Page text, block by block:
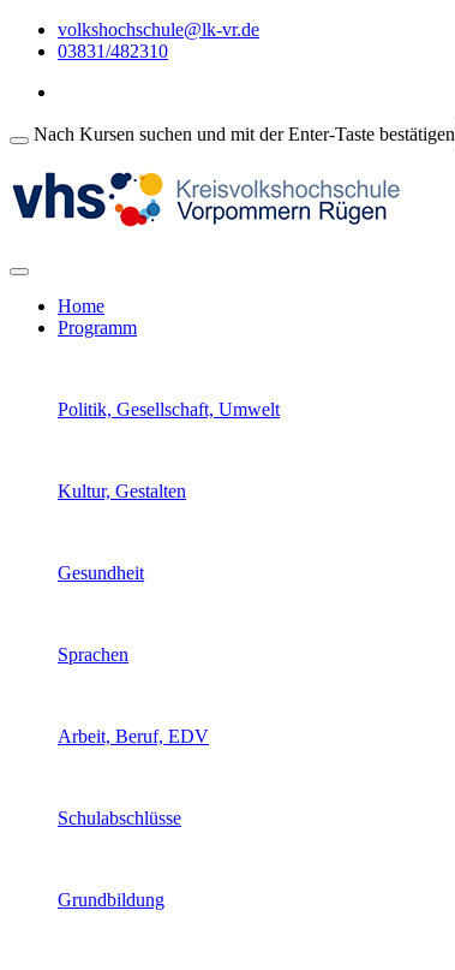
volkshochschule@lk-vr.de
03831/482310
Nach Kursen suchen und mit der Enter-Taste bestätigen
Home
Programm
Politik, Gesellschaft, Umwelt
Kultur, Gestalten
Gesundheit
Sprachen
Arbeit, Beruf, EDV
Schulabschlüsse
Grundbildung